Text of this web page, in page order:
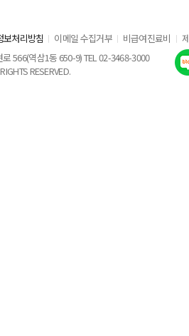
보처리방침 이메일 수집거부 비급여진료비
566(역삼1동 650-9) TEL 02-3468-3000
RESERVED.